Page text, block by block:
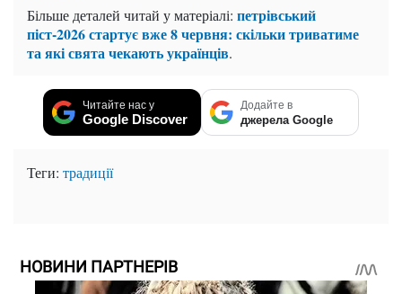
Більше деталей читай у матеріалі: петрівський
піст-2026 стартує вже 8 червня: скільки триватиме
та які свята чекають українців.
Читайте нас у
Google Discover
Додайте в
джерела Google
Теги: традиції
НОВИНИ ПАРТНЕРІВ